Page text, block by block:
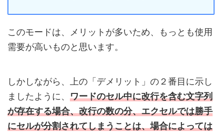
このモードは、メリットが多いため、もっとも使用
需要が高いものと思います。
しかしながら、上の「デメリット」の２番目に示し
ましたように、 ワードのセル中に改行を含む文字列
が存在する場合、改行の数の分、エクセルでは勝手
にセルが分割されてしまうことは、場合によっては